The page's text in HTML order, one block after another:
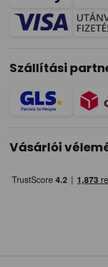
Szállítási
Vásárlói